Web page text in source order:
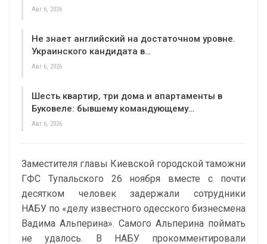
Авг 6, 2026
Не знает английский на достаточном уровне.
Украинского кандидата в…
Авг 6, 2026
Шесть квартир, три дома и апартаменты в
Буковеле: бывшему командующему…
Авг 6, 2026
Заместителя главы Киевской городской таможни
ГФС Тупальского 26 ноября вместе с почти
десятком человек задержали сотрудники
НАБУ по «делу известного одесского бизнесмена
Вадима Альперина». Самого Альперина поймать
не удалось. В НАБУ прокомментировали